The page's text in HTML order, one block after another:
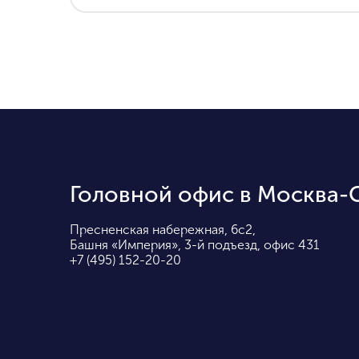
Головной офис в Москва-
Пресненская набережная, 6с2,
Башня «Империя», 3-й подъезд, офис 431
+7 (495) 152-20-20